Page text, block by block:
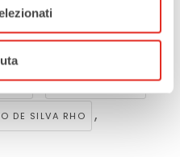
, MASSIMO LOPEZ ,
DE SILVA RHO ,